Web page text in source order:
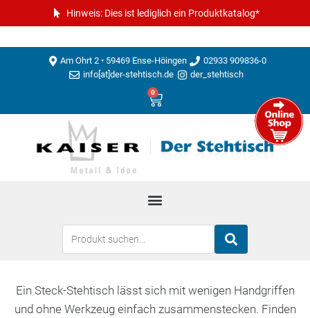
Hinweis: Dies ist lediglich ein Produktkatalog*
Am Ohrt 2 • 59469 Ense-Höingen
02933 909836-0
info[at]der-stehtisch.de
der_stehtisch
0
Ein Steck-Stehtisch lässt sich mit wenigen Handgriffen
und ohne Werkzeug einfach zusammenstecken. Finden